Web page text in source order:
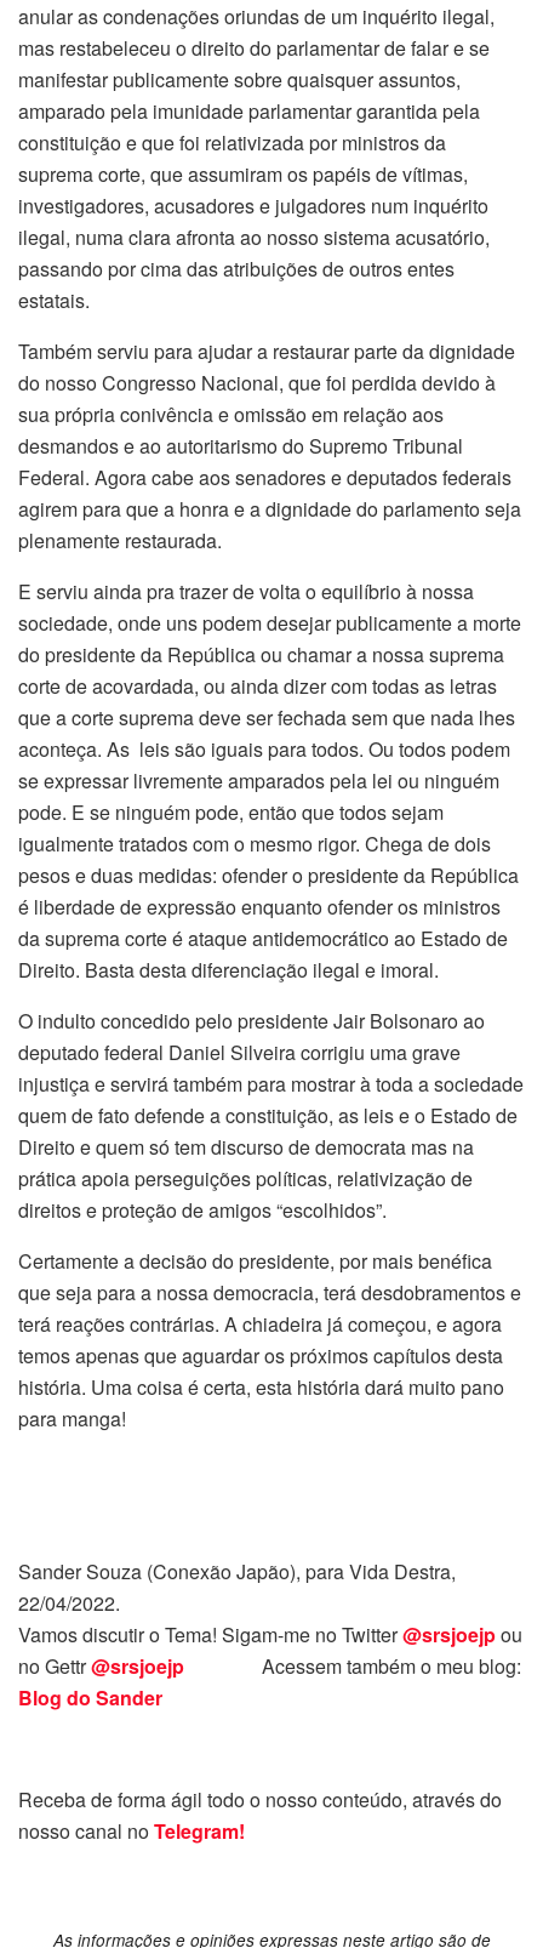
anular as condenações oriundas de um inquérito ilegal,
mas restabeleceu o direito do parlamentar de falar e se
manifestar publicamente sobre quaisquer assuntos,
amparado pela imunidade parlamentar garantida pela
constituição e que foi relativizada por ministros da
suprema corte, que assumiram os papéis de vítimas,
investigadores, acusadores e julgadores num inquérito
ilegal, numa clara afronta ao nosso sistema acusatório,
passando por cima das atribuições de outros entes
estatais.
Também serviu para ajudar a restaurar parte da dignidade
do nosso Congresso Nacional, que foi perdida devido à
sua própria conivência e omissão em relação aos
desmandos e ao autoritarismo do Supremo Tribunal
Federal. Agora cabe aos senadores e deputados federais
agirem para que a honra e a dignidade do parlamento seja
plenamente restaurada.
E serviu ainda pra trazer de volta o equilíbrio à nossa
sociedade, onde uns podem desejar publicamente a morte
do presidente da República ou chamar a nossa suprema
corte de acovardada, ou ainda dizer com todas as letras
que a corte suprema deve ser fechada sem que nada lhes
aconteça. As leis são iguais para todos. Ou todos podem
se expressar livremente amparados pela lei ou ninguém
pode. E se ninguém pode, então que todos sejam
igualmente tratados com o mesmo rigor. Chega de dois
pesos e duas medidas: ofender o presidente da República
é liberdade de expressão enquanto ofender os ministros
da suprema corte é ataque antidemocrático ao Estado de
Direito. Basta desta diferenciação ilegal e imoral.
O indulto concedido pelo presidente Jair Bolsonaro ao
deputado federal Daniel Silveira corrigiu uma grave
injustiça e servirá também para mostrar à toda a sociedade
quem de fato defende a constituição, as leis e o Estado de
Direito e quem só tem discurso de democrata mas na
prática apoia perseguições políticas, relativização de
direitos e proteção de amigos “escolhidos”.
Certamente a decisão do presidente, por mais benéfica
que seja para a nossa democracia, terá desdobramentos e
terá reações contrárias. A chiadeira já começou, e agora
temos apenas que aguardar os próximos capítulos desta
história. Uma coisa é certa, esta história dará muito pano
para manga!
Sander Souza (Conexão Japão), para Vida Destra,
22/04/2022.
Vamos discutir o Tema! Sigam-me no Twitter@srsjoejpou
no Gettr@srsjoejp Acessem também o meu blog:
Blog do Sander
Receba de forma ágil todo o nosso conteúdo, através do
nosso canal noTelegram!
As informações e opiniões expressas neste artigo são de